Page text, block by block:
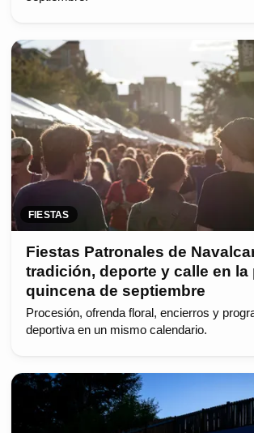
FIESTAS
Fiestas Patronales de
tradición, deporte y calle en la
quincena de septiembre
Procesión, ofrenda floral, encierros y
deportiva en un mismo calendario.